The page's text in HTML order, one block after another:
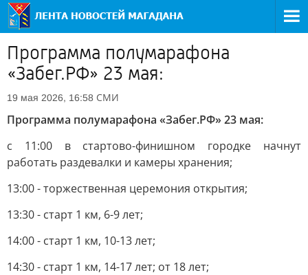
Программа полумарафона
«Забег.РФ» 23 мая:
19 мая 2026, 16:58 СМИ
Программа полумарафона «Забег.РФ» 23 мая:
с 11:00 в стартово-финишном городке начнут
работать раздевалки и камеры хранения;
13:00 - торжественная церемония открытия;
13:30 - старт 1 км, 6-9 лет;
14:00 - старт 1 км, 10-13 лет;
14:30 - старт 1 км, 14-17 лет; от 18 лет;